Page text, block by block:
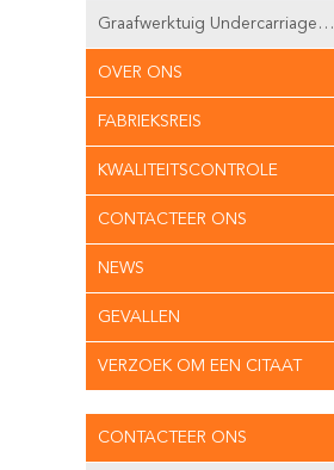
Graafwerktuig Undercarriage Parts
OVER ONS
FABRIEKSREIS
KWALITEITSCONTROLE
CONTACTEER ONS
NEWS
GEVALLEN
VERZOEK OM EEN CITAAT
CONTACTEER ONS